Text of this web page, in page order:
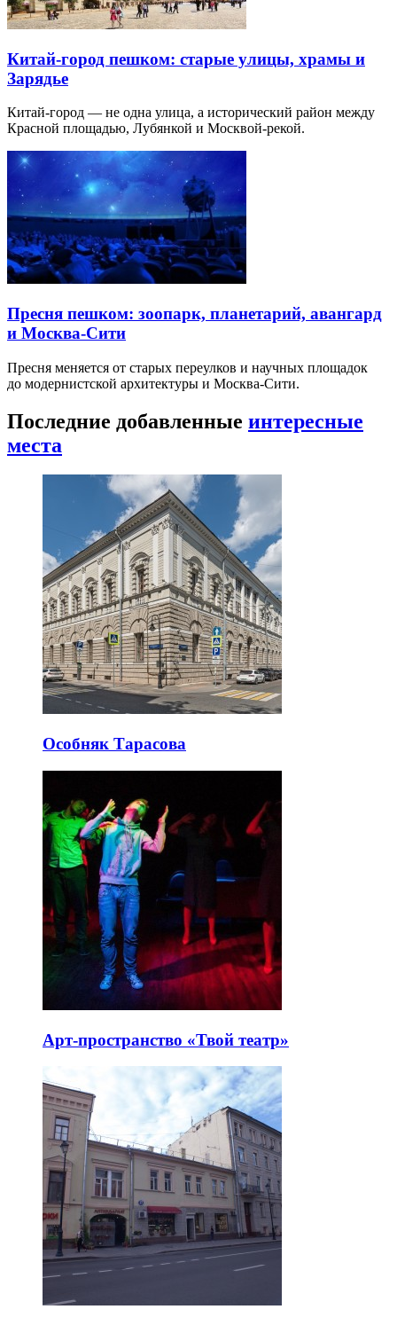
Китай-город пешком: старые улицы, храмы и
Зарядье
Китай-город — не одна улица, а исторический район между
Красной площадью, Лубянкой и Москвой-рекой.
Пресня пешком: зоопарк, планетарий, авангард
и Москва-Сити
Пресня меняется от старых переулков и научных площадок
до модернистской архитектуры и Москва-Сити.
Последние добавленные интересные
места
Особняк Тарасова
Арт-пространство «Твой театр»